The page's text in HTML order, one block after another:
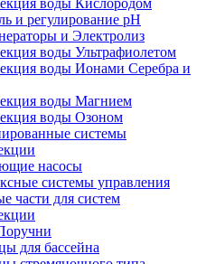
и регулирование рН
и Электролиз
воды Ультрафиолетом
воды Ионами Серебра и
воды Магнием
воды Озоном
системы
насосы
системы управления
части для систем
для бассейна